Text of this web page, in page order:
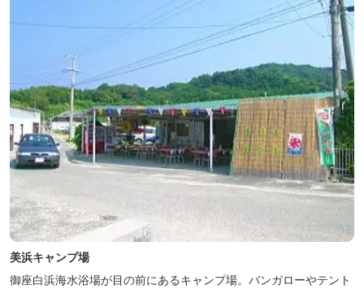
美浜キャンプ場
御座白浜海水浴場が目の前にあるキャンプ場。バンガローやテント